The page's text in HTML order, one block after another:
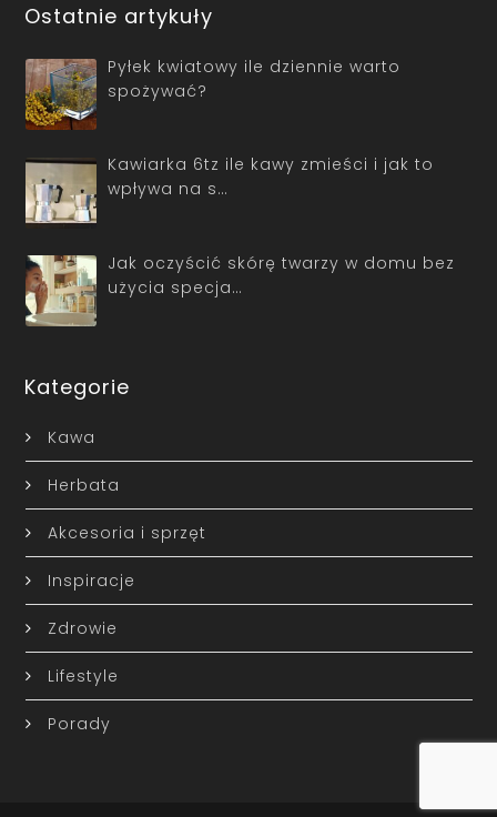
Ostatnie artykuły
Pyłek kwiatowy ile dziennie warto
spożywać?
Kawiarka 6tz ile kawy zmieści i jak to
wpływa na s…
Jak oczyścić skórę twarzy w domu bez
użycia specja…
Kategorie
Kawa
Herbata
Akcesoria i sprzęt
Inspiracje
Zdrowie
Lifestyle
Porady